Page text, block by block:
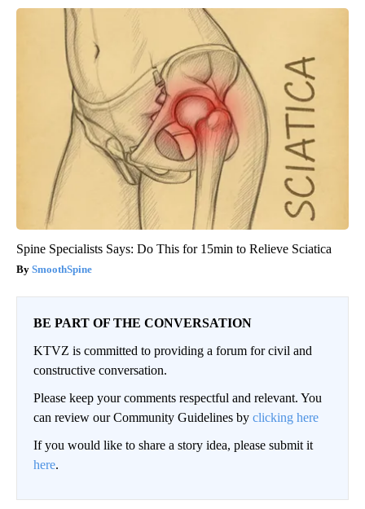
Spine Specialists Says: Do This for 15min to Relieve Sciatica
SmoothSpine
BE PART OF THE CONVERSATION
KTVZ is committed to providing a forum for civil and
constructive conversation.
Please keep your comments respectful and relevant. You
can review our Community Guidelines by clicking here
If you would like to share a story idea, please submit it
here.